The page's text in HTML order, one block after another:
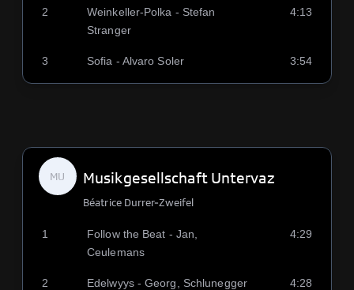
2
Weinkeller-Polka - Stefan
Stranger
4:13
3 Sofia - Alvaro Soler 3:54
MU Musikgesellschaft Untervaz
Béatrice Durrer-Zweifel
1
Follow the Beat - Jan,
Ceulemans
4:29
2 Edelwyys - Georg, Schlunegger 4:28